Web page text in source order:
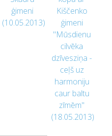
ģimeni
(10.05.2013)
Kiščenko
ģimeni
"Mūsdienu
cilvēka
dzīvesziņa -
ceļš uz
harmoniju
caur baltu
zīmēm"
(18.05.2013)